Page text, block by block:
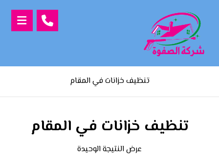
تنظيف خزانات في المقام
تنظيف خزانات في المقام
عرض النتيجة الوحيدة